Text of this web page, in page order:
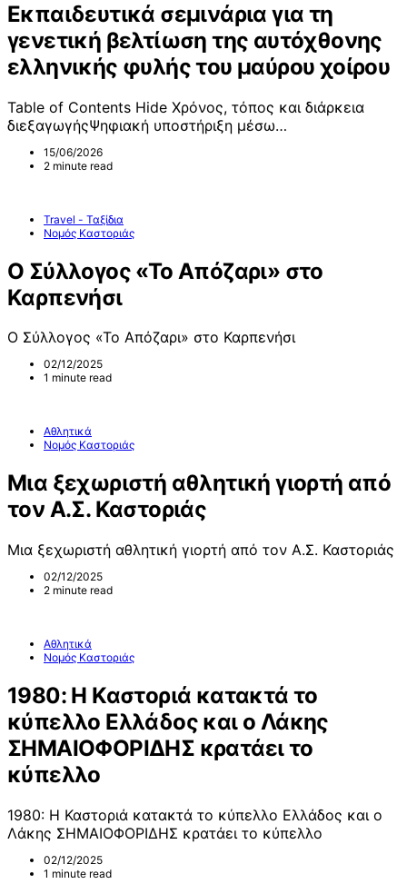
Εκπαιδευτικά σεμινάρια για τη
γενετική βελτίωση της αυτόχθονης
ελληνικής φυλής του μαύρου χοίρου
Table of Contents Hide Χρόνος, τόπος και διάρκεια
διεξαγωγήςΨηφιακή υποστήριξη μέσω…
15/06/2026
2 minute read
Travel - Ταξίδια
Νομός Καστοριάς
Ο Σύλλογος «Το Απόζαρι» στο
Καρπενήσι
Ο Σύλλογος «Το Απόζαρι» στο Καρπενήσι
02/12/2025
1 minute read
Αθλητικά
Νομός Καστοριάς
Μια ξεχωριστή αθλητική γιορτή από
τον Α.Σ. Καστοριάς
Μια ξεχωριστή αθλητική γιορτή από τον Α.Σ. Καστοριάς
02/12/2025
2 minute read
Αθλητικά
Νομός Καστοριάς
1980: Η Καστοριά κατακτά το
κύπελλο Ελλάδος και ο Λάκης
ΣΗΜΑΙΟΦΟΡΙΔΗΣ κρατάει το
κύπελλο
1980: Η Καστοριά κατακτά το κύπελλο Ελλάδος και ο
Λάκης ΣΗΜΑΙΟΦΟΡΙΔΗΣ κρατάει το κύπελλο
02/12/2025
1 minute read